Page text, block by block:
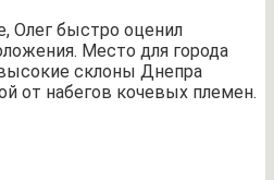
Олег быстро оценил
Место для города
склоны Днепра
от набегов кочевых племен.